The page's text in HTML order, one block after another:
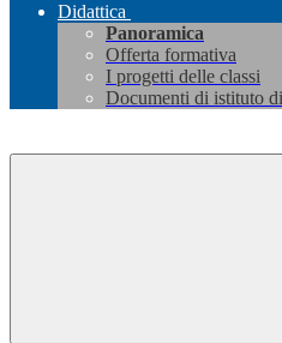
Didattica
Panoramica
Offerta formativa
I progetti delle classi
Documenti di istituto